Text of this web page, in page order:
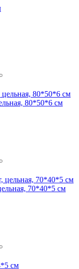
80*50*6 см
70*40*5 см